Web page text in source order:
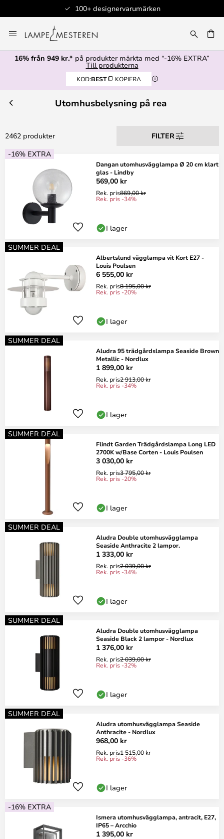
Auktoriserad återförsäljare
till
innehållet
16% från 949 kr.* på produkter märkta med “-16% EXTRA”
Till produkterna
KOD:BEST KOPIERA
Utomhusbelysning på rea
2462 produkter
FILTER
-16% EXTRA
Dangan utomhusvägglampa Ø 20 cm klart
glas - Lindby
569,00 kr
Rek. pris869,00 kr
Rek. pris -34%
I lager
SUMMER DEAL
Albertslund vägglampa vit Kort E27 -
Louis Poulsen
6 555,00 kr
Rek. pris8 195,00 kr
Rek. pris -20%
I lager
SUMMER DEAL
Aludra 95 trädgårdslampa Seaside Brown
Metallic - Nordlux
1 899,00 kr
Rek. pris2 913,00 kr
Rek. pris -34%
I lager
SUMMER DEAL
Flindt Garden Trädgårdslampa Long LED
2700K w/Base Corten - Louis Poulsen
3 030,00 kr
Rek. pris3 795,00 kr
Rek. pris -20%
I lager
SUMMER DEAL
Aludra Double utomhusvägglampa
Seaside Anthracite 2 lampor.
1 333,00 kr
Rek. pris2 039,00 kr
Rek. pris -34%
I lager
SUMMER DEAL
Aludra Double utomhusvägglampa
Seaside Black 2 lampor - Nordlux
1 376,00 kr
Rek. pris2 039,00 kr
Rek. pris -32%
I lager
SUMMER DEAL
Aludra utomhusvägglampa Seaside
Anthracite - Nordlux
968,00 kr
Rek. pris1 515,00 kr
Rek. pris -36%
I lager
-16% EXTRA
Ismera utomhusvägglampa, antracit, E27,
IP65 – Arcchio
1 395,00 kr